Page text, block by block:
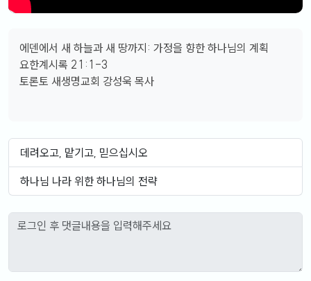
에덴에서 새 하늘과 새 땅까지: 가정을 향한 하나님의 계획
요한계시록 21:1-3
토론토 새생명교회 강성욱 목사
데려오고, 맡기고, 믿으십시오
하나님 나라 위한 하나님의 전략